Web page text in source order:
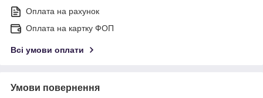
Оплата на рахунок
Оплата на картку ФОП
Всі умови оплати
Умови повернення